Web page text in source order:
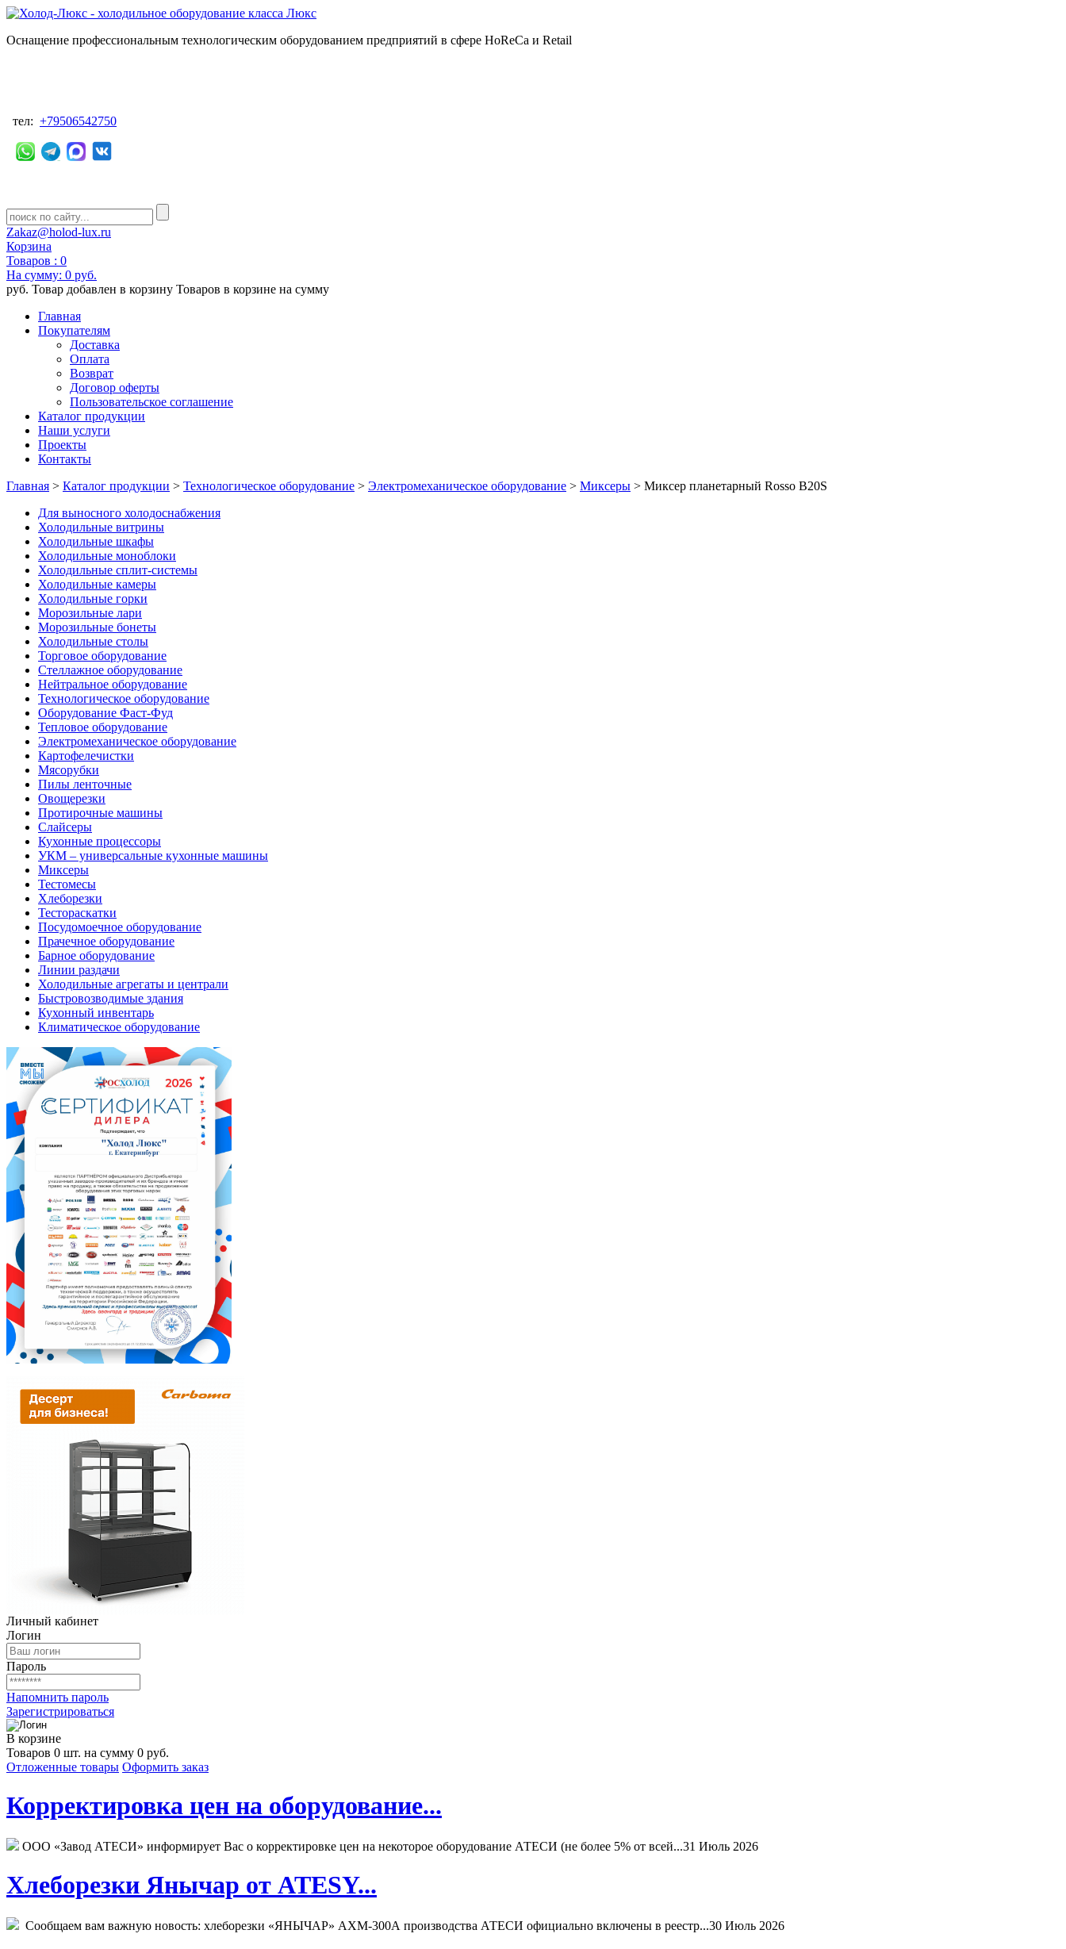
Оснащение профессиональным технологическим оборудованием предприятий в сфере HoReCa и Retail
тел: +79506542750
Zakaz@holod-lux.ru
Корзина
Товаров : 0
На сумму: 0 руб.
руб. Товар добавлен в корзину Товаров в корзине на сумму
Главная
Покупателям
Доставка
Оплата
Возврат
Договор оферты
Пользовательское соглашение
Каталог продукции
Наши услуги
Проекты
Контакты
Главная > Каталог продукции > Технологическое оборудование > Электромеханическое оборудование > Миксеры > Миксер планетарный Rosso B20S
Для выносного холодоснабжения
Холодильные витрины
Холодильные шкафы
Холодильные моноблоки
Холодильные сплит-системы
Холодильные камеры
Холодильные горки
Морозильные лари
Морозильные бонеты
Холодильные столы
Торговое оборудование
Стеллажное оборудование
Нейтральное оборудование
Технологическое оборудование
Оборудование Фаст-Фуд
Тепловое оборудование
Электромеханическое оборудование
Картофелечистки
Мясорубки
Пилы ленточные
Овощерезки
Протирочные машины
Слайсеры
Кухонные процессоры
УКМ – универсальные кухонные машины
Миксеры
Тестомесы
Хлеборезки
Тестораскатки
Посудомоечное оборудование
Прачечное оборудование
Барное оборудование
Линии раздачи
Холодильные агрегаты и централи
Быстровозводимые здания
Кухонный инвентарь
Климатическое оборудование
Личный кабинет
Логин
Пароль
Напомнить пароль
Зарегистрироваться
В корзине
Товаров 0 шт. на сумму 0 руб.
Отложенные товары Оформить заказ
Корректировка цен на оборудование...
ООО «Завод АТЕСИ» информирует Вас о корректировке цен на некоторое оборудование АТЕСИ (не более 5% от всей...31 Июль 2026
Хлеборезки Янычар от ATESY...
Сообщаем вам важную новость: хлеборезки «ЯНЫЧАР» АХМ-300А производства АТЕСИ официально включены в реестр...30 Июль 2026